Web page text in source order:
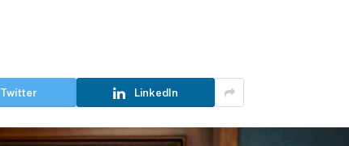
Twitter LinkedIn